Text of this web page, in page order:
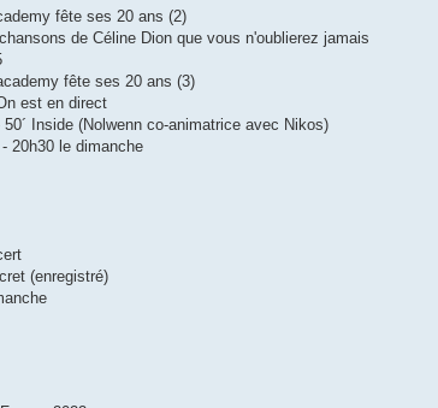
fête ses 20 ans (2)
de Céline Dion que vous n'oublierez jamais
fête ses 20 ans (3)
est en direct
Inside (Nolwenn co-animatrice avec Nikos)
20h30 le dimanche
(enregistré)